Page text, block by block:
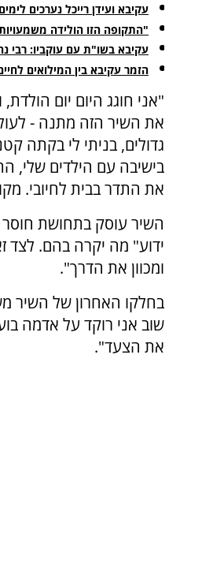
עקיבא ועידן רייכל נערכים
"התקופה הזו הולידה
עקיבא בשו"ת עם עוקביו: רבי
הזמר עקיבא בין המילואים
"אני חוגג היום יום
את השיר הזה מתנה -
גדולים, בניתי לי בקתה
בישיבה עם הילדים שלי,
את התדר בבית לחיובי.
השיר עוסק בתחושת חוסר
ידוע" מה יקרה בהם.
ומכוון את הדרך".
בחלקו האחרון של השיר
שוב אני רוקד על אדמה
את הצעד".